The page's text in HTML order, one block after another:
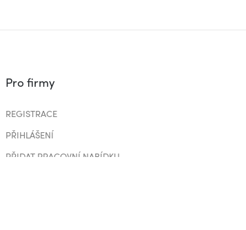
Pro firmy
REGISTRACE
PŘIHLÁŠENÍ
PŘIDAT PRACOVNÍ NABÍDKU